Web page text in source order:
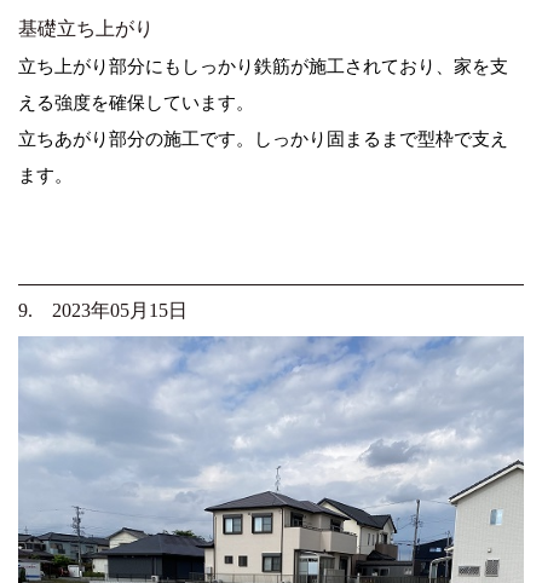
基礎立ち上がり
立ち上がり部分にもしっかり鉄筋が施工されており、家を支
える強度を確保しています。
立ちあがり部分の施工です。しっかり固まるまで型枠で支え
ます。
9. 2023年05月15日